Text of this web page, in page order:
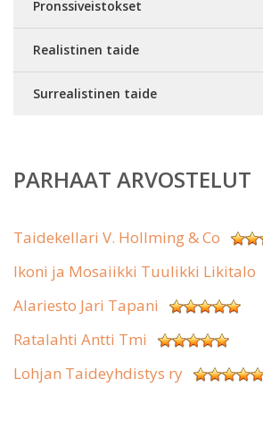
Pronssiveistokset
Realistinen taide
Surrealistinen taide
PARHAAT ARVOSTELUT
Taidekellari V. Hollming & Co
Ikoni ja Mosaiikki Tuulikki Likitalo
Alariesto Jari Tapani
Ratalahti Antti Tmi
Lohjan Taideyhdistys ry